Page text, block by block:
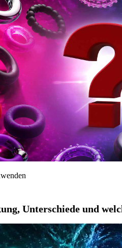
Unterschiede und